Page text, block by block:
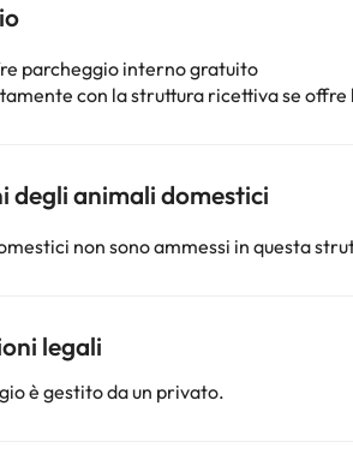
parcheggio interno gratuito
con la struttura ricettiva se
degli animali domestici
non sono ammessi in questa
legali
è gestito da un privato.